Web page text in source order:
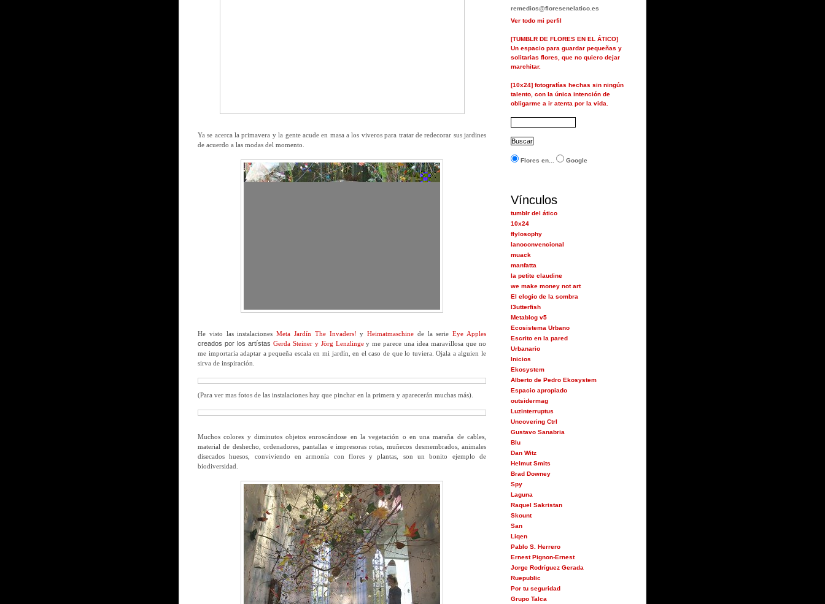
Ya se acerca la primavera y la gente acude en masa a los viveros para tratar de redecorar sus jardines
de acuerdo a las modas del momento.
He visto las instalacionesMeta Jardín The Invaders! yHeimatmaschine de la serieEye Apples
creados por los artístas Gerda Steiner y Jörg Lenzlingey me parece una idea maravillosa que no
me importaría adaptar a pequeña escala en mi jardín, en el caso de que lo tuviera. Ojala a alguien le
sirva de inspiración.
(Para ver mas fotos de las instalaciones hay que pinchar en la primera y aparecerán muchas más).
Muchos colores y diminutos objetos enroscándose en la vegetación o en una maraña de cables,
material de deshecho, ordenadores, pantallas e impresoras rotas, muñecos desmembrados, animales
disecados huesos, conviviendo en armonía con flores y plantas, son un bonito ejemplo de
biodiversidad.
remedios@floresenelatico.es
Ver todo mi perfil
[TUMBLR DE FLORES EN EL ÁTICO]
Un espacio para guardar pequeñas y
solitarias flores, que no quiero dejar
marchitar.
[10x24] fotografías hechas sin ningún
talento, con la única intención de
obligarme a ir atenta por la vida.
Flores en... Google
Vínculos
tumblr del ático
10x24
flylosophy
lanoconvencional
muack
manfatta
la petite claudine
we make money not art
El elogio de la sombra
l3utterfish
Metablog v5
Ecosistema Urbano
Escrito en la pared
Urbanario
Inicios
Ekosystem
Alberto de Pedro Ekosystem
Espacio apropiado
outsidermag
Luzinterruptus
Uncovering Ctrl
Gustavo Sanabria
Blu
Dan Witz
Helmut Smits
Brad Downey
Spy
Laguna
Raquel Sakristan
Skount
San
Liqen
Pablo S. Herrero
Ernest Pignon-Ernest
Jorge Rodríguez Gerada
Ruepublic
Por tu seguridad
Grupo Talca